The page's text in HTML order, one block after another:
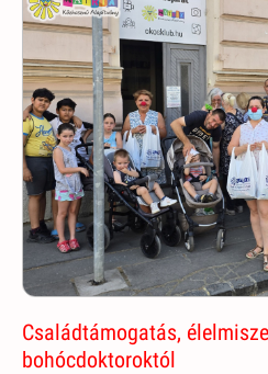
Családtámogatás,
bohócdoktoroktól